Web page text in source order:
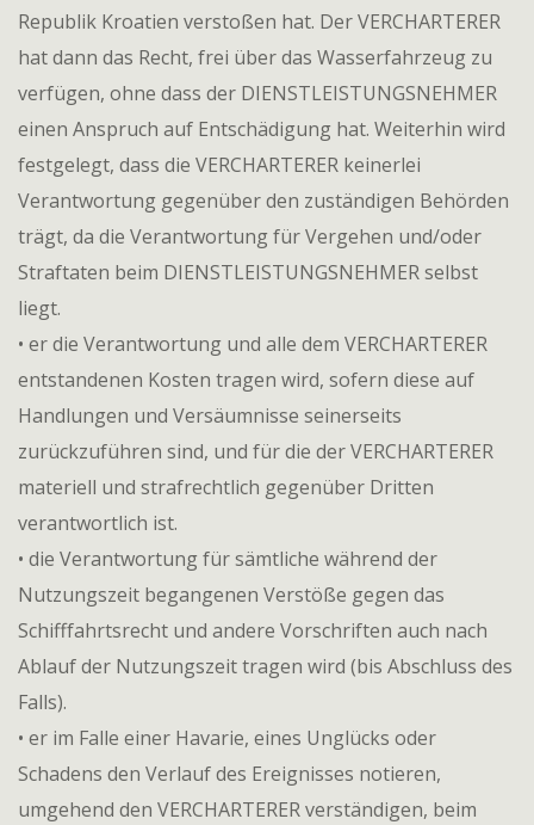
Republik Kroatien verstoßen hat. Der VERCHARTERER
hat dann das Recht, frei über das Wasserfahrzeug zu
verfügen, ohne dass der DIENSTLEISTUNGSNEHMER
einen Anspruch auf Entschädigung hat. Weiterhin wird
festgelegt, dass die VERCHARTERER keinerlei
Verantwortung gegenüber den zuständigen Behörden
trägt, da die Verantwortung für Vergehen und/oder
Straftaten beim DIENSTLEISTUNGSNEHMER selbst
liegt.
• er die Verantwortung und alle dem VERCHARTERER
entstandenen Kosten tragen wird, sofern diese auf
Handlungen und Versäumnisse seinerseits
zurückzuführen sind, und für die der VERCHARTERER
materiell und strafrechtlich gegenüber Dritten
verantwortlich ist.
• die Verantwortung für sämtliche während der
Nutzungszeit begangenen Verstöße gegen das
Schifffahrtsrecht und andere Vorschriften auch nach
Ablauf der Nutzungszeit tragen wird (bis Abschluss des
Falls).
• er im Falle einer Havarie, eines Unglücks oder
Schadens den Verlauf des Ereignisses notieren,
umgehend den VERCHARTERER verständigen, beim